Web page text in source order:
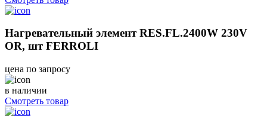
Нагревательный элемент RES.FL.2400W 230V
OR, шт FERROLI
цена по запросу
в наличии
Смотреть товар